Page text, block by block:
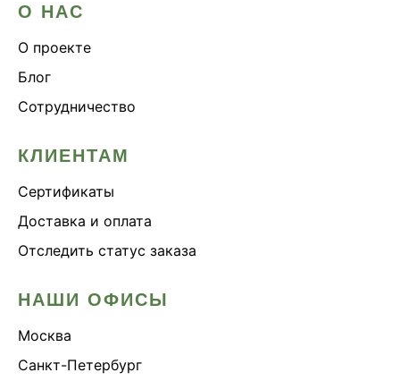
О НАС
О проекте
Блог
Сотрудничество
КЛИЕНТАМ
Сертификаты
Доставка и оплата
Отследить статус заказа
НАШИ ОФИСЫ
Москва
Санкт-Петербург